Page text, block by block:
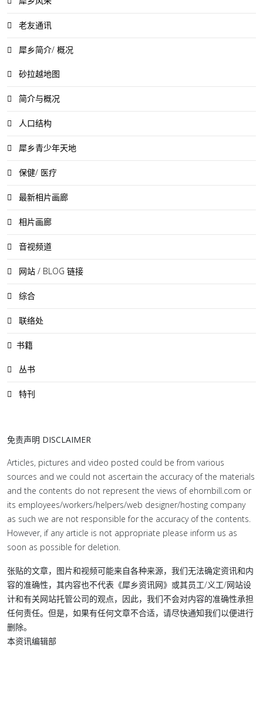
老友通讯
犀乡简介/ 概况
砂拉越地图
简介与概况
人口结构
犀乡青少年天地
保健/ 医疗
最新相片画廊
相片画廊
音视频道
网站 / BLOG 链接
综合
联络处
书籍
丛书
特刊
免责声明 DISCLAIMER
Articles, pictures and video posted could be from various
sources and we could not ascertain the accuracy of the materials
and the contents do not represent the views of ehornbill.com or
its employees/workers/helpers/web designer/hosting company
as such we are not responsible for the accuracy of the contents.
However, if any article is not appropriate please inform us as
soon as possible for deletion.
张贴的文章，图片和视频可能来自各种来源，我们无法确定资讯和内
容的准确性，其内容也不代表《犀乡资讯网》或其员工/义工/网站设
计和有关网站托管公司的观点，因此，我们不会对内容的准确性承担
任何责任。但是，如果有任何文章不合适，请尽快通知我们以便进行
删除。
本资讯编辑部